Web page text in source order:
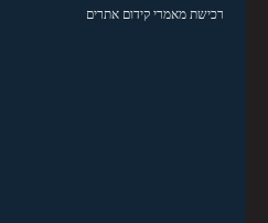
רכישת מאמרי קידום אתרים